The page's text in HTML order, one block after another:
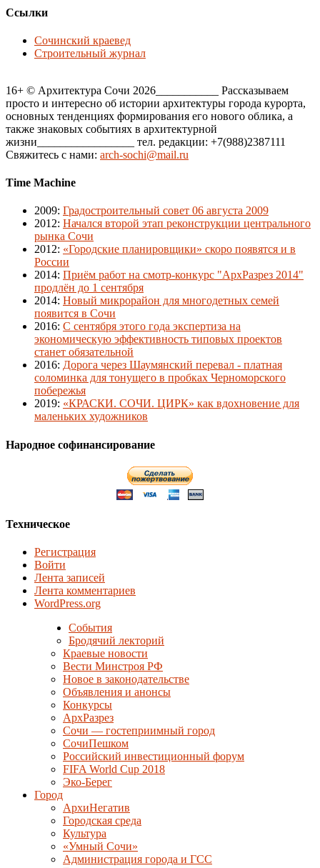
Ссылки
Сочинский краевед
Строительный журнал
16+ © Архитектура Сочи 2026___________ Рассказываем
просто и интересно об истории архитектуры города курорта,
основных тенденциях формирования его нового облика, а
также знаковых событиях в архитектурной
жизни_________________ тел. редакции: +7(988)2387111
Свяжитесь с нами: arch-sochi@mail.ru
Time Machine
2009: Градостроительный совет 06 августа 2009
2012: Начался второй этап реконструкции центрального
рынка Сочи
2012: «Городские планировщики» скоро появятся и в
России
2014: Приём работ на смотр-конкурс "АрхРазрез 2014"
продлён до 1 сентября
2014: Новый микрорайон для многодетных семей
появится в Сочи
2016: С сентября этого года экспертиза на
экономическую эффективность типовых проектов
станет обязательной
2016: Дорога через Шаумянский перевал - платная
соломинка для тонущего в пробках Черноморского
побережья
2019: «КРАСКИ. СОЧИ. ЦИРК» как вдохновение для
маленьких художников
Народное софинансирование
Техническое
Регистрация
Войти
Лента записей
Лента комментариев
WordPress.org
События
Бродячий лекторий
Краевые новости
Вести Минстроя РФ
Новое в законодательстве
Объявления и анонсы
Конкурсы
АрхРазрез
Сочи — гостеприимный город
СочиПешком
Российский инвестиционный форум
FIFA World Cup 2018
Эко-Берег
Город
АрхиНегатив
Городская среда
Культура
«Умный Сочи»
Администрация города и ГСС